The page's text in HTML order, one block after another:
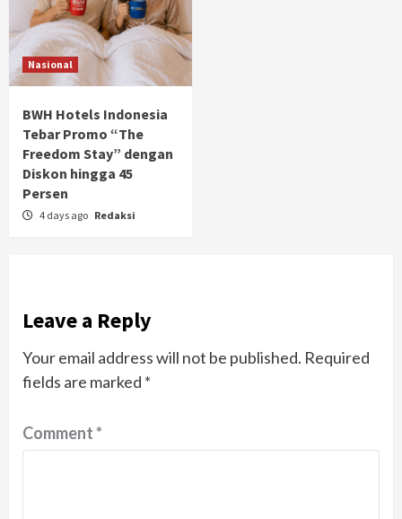
Nasional
BWH Hotels Indonesia
Tebar Promo “The
Freedom Stay” dengan
Diskon hingga 45
Persen
4 days ago Redaksi
Leave a Reply
Your email address will not be published. Required
fields are marked *
Comment*